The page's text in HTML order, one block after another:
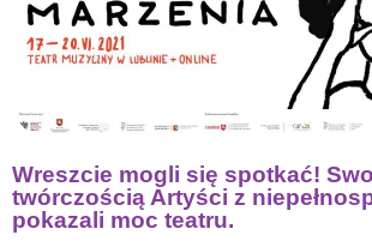
Wreszcie mogli się spotkać!
twórczością Artyści z
pokazali moc teatru.